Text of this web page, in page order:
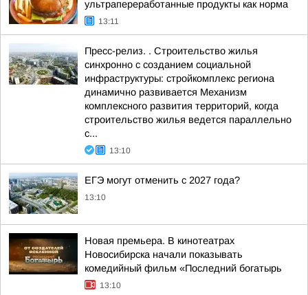
ультрапереработанные продукты как норма
13:11
Пресс-релиз. . Строительство жилья
синхронно с созданием социальной
инфраструктуры: стройкомплекс региона
динамично развивается Механизм
комплексного развития территорий, когда
строительство жилья ведется параллельно
с...
13:10
ЕГЭ могут отменить с 2027 года?
13:10
Новая премьера. В кинотеатрах
Новосибирска начали показывать
комедийный фильм «Последний богатырь
13:10